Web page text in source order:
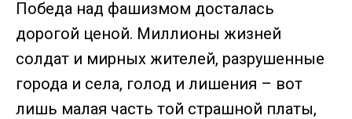
Победа над фашизмом досталась
дорогой ценой. Миллионы жизней
солдат и мирных жителей, разрушенные
города и села, голод и лишения – вот
лишь малая часть той страшной платы,